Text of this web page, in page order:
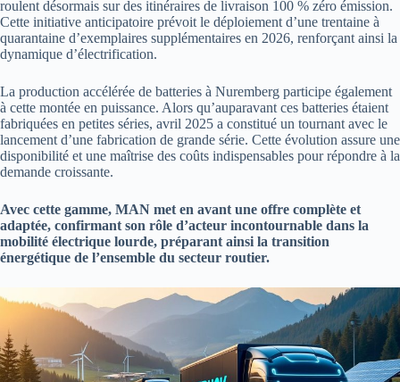
roulent désormais sur des itinéraires de livraison 100 % zéro émission.
Cette initiative anticipatoire prévoit le déploiement d’une trentaine à
quarantaine d’exemplaires supplémentaires en 2026, renforçant ainsi la
dynamique d’électrification.
La production accélérée de batteries à Nuremberg participe également
à cette montée en puissance. Alors qu’auparavant ces batteries étaient
fabriquées en petites séries, avril 2025 a constitué un tournant avec le
lancement d’une fabrication de grande série. Cette évolution assure une
disponibilité et une maîtrise des coûts indispensables pour répondre à la
demande croissante.
Avec cette gamme, MAN met en avant une offre complète et
adaptée, confirmant son rôle d’acteur incontournable dans la
mobilité électrique lourde, préparant ainsi la transition
énergétique de l’ensemble du secteur routier.